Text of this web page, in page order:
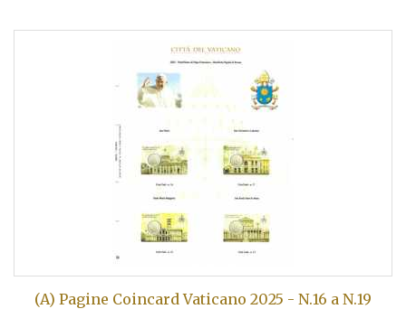
(A) Pagine Coincard Vaticano 2025 - N.16 a N.19